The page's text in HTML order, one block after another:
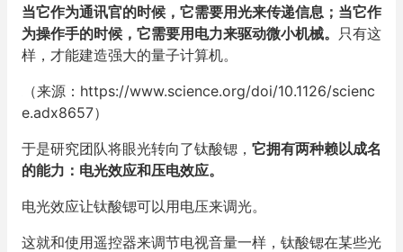
当它作为通讯官的时候，它需要用光来传递信息；当它作
为操作手的时候，它需要用电力来驱动微小机械。 只有这
样，才能建造强大的量子计算机。
（来源：https://www.science.org/doi/10.1126/scienc
e.adx8657）
于是研究团队将眼光转向了钛酸锶， 它拥有两种赖以成名
的能力：电光效应和压电效应。
电光效应让钛酸锶可以用电压来调光。
这就和使用遥控器来调节电视音量一样，钛酸锶在某些光